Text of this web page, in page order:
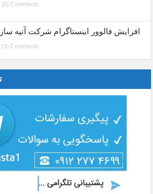
(0) Comments
افزایش فالوور اینستاگرام شرکت آتیه
(3) Comments